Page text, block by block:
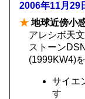
2006年11月29
★ 地球近傍小
アレシボ天
ストーン
(1999KW4)
サイエ
す